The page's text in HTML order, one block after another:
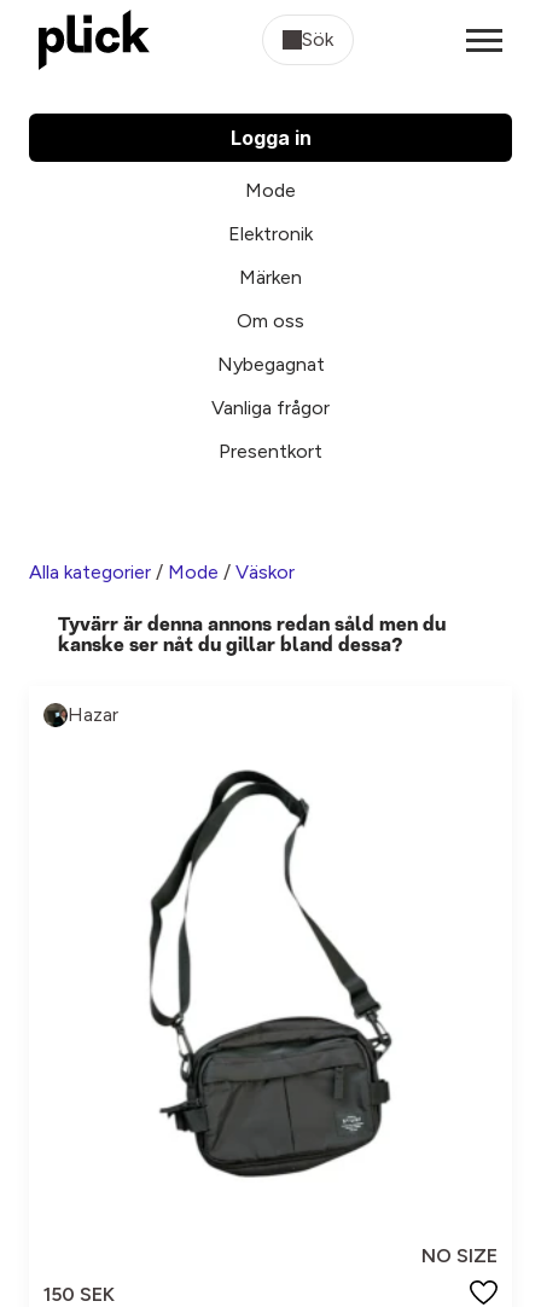
Sök
Logga in
Mode
Elektronik
Märken
Om oss
Nybegagnat
Vanliga frågor
Presentkort
Alla kategorier / Mode / Väskor
Tyvärr är denna annons redan såld men du
kanske ser nåt du gillar bland dessa?
Hazar
NO SIZE
150 SEK